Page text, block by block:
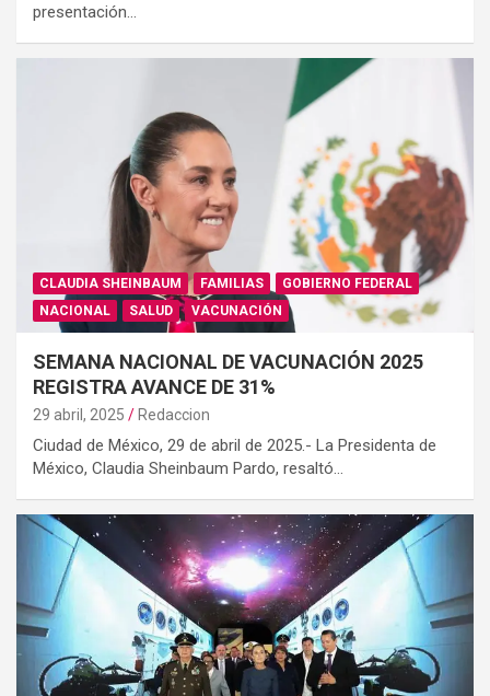
presentación…
CLAUDIA SHEINBAUM FAMILIAS
GOBIERNO FEDERAL
NACIONAL
SALUD VACUNACIÓN
SEMANA NACIONAL DE VACUNACIÓN 2025
REGISTRA AVANCE DE 31%
29 abril, 2025 Redaccion
Ciudad de México, 29 de abril de 2025.- La Presidenta de
México, Claudia Sheinbaum Pardo, resaltó…